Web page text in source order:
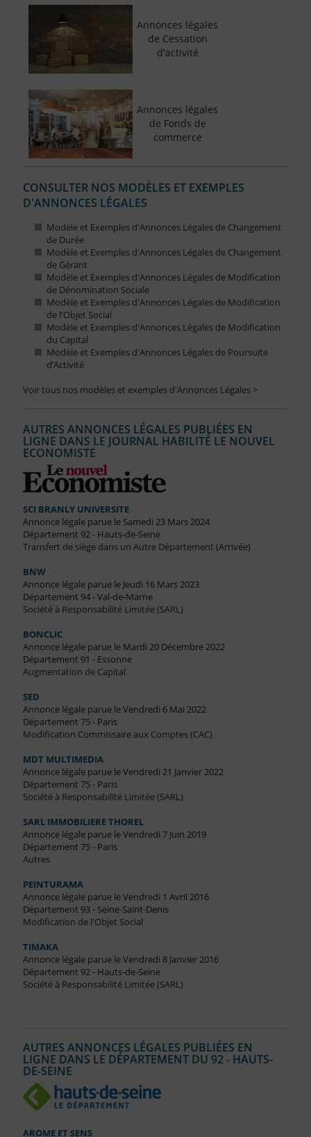
Annonces légales
de Cessation
d'activité
Annonces légales
de Fonds de
commerce
CONSULTER NOS MODÈLES ET EXEMPLES
D'ANNONCES LÉGALES
Modèle et Exemples d'Annonces Légales de Changement
de Durée
Modèle et Exemples d'Annonces Légales de Changement
de Gérant
Modèle et Exemples d'Annonces Légales de Modification
de Dénomination Sociale
Modèle et Exemples d'Annonces Légales de Modification
de l'Objet Social
Modèle et Exemples d'Annonces Légales de Modification
du Capital
Modèle et Exemples d'Annonces Légales de Poursuite
d’Activité
Voir tous nos modèles et exemples d'Annonces Légales >
AUTRES ANNONCES LÉGALES PUBLIÉES EN
LIGNE DANS LE JOURNAL HABILITÉ LE NOUVEL
ECONOMISTE
SCI BRANLY UNIVERSITE
Annonce légale parue le Samedi 23 Mars 2024
Département 92 - Hauts-de-Seine
Transfert de siège dans un Autre Département (Arrivée)
BNW
Annonce légale parue le Jeudi 16 Mars 2023
Département 94 - Val-de-Marne
Société à Responsabilité Limitée (SARL)
BONCLIC
Annonce légale parue le Mardi 20 Décembre 2022
Département 91 - Essonne
Augmentation de Capital
SED
Annonce légale parue le Vendredi 6 Mai 2022
Département 75 - Paris
Modification Commissaire aux Comptes (CAC)
MDT MULTIMEDIA
Annonce légale parue le Vendredi 21 Janvier 2022
Département 75 - Paris
Société à Responsabilité Limitée (SARL)
SARL IMMOBILIERE THOREL
Annonce légale parue le Vendredi 7 Juin 2019
Département 75 - Paris
Autres
PEINTURAMA
Annonce légale parue le Vendredi 1 Avril 2016
Département 93 - Seine-Saint-Denis
Modification de l'Objet Social
TIMAKA
Annonce légale parue le Vendredi 8 Janvier 2016
Département 92 - Hauts-de-Seine
Société à Responsabilité Limitée (SARL)
AUTRES ANNONCES LÉGALES PUBLIÉES EN
LIGNE DANS LE DÉPARTEMENT DU 92 - HAUTS-
DE-SEINE
AROME ET SENS